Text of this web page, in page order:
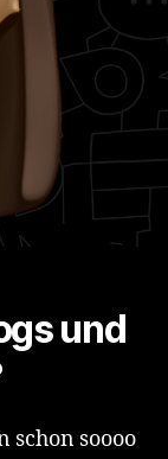
und
schon soooo